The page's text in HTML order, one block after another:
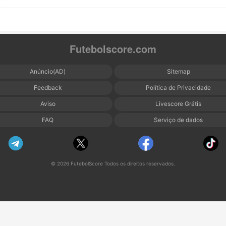
Futebolscore.com
Anúncio(AD) Sitemap
Feedback Política de Privacidade
Aviso Livescore Grátis
FAQ Serviço de dados
© 2026 FutebolScore Todos os direitos reservados.